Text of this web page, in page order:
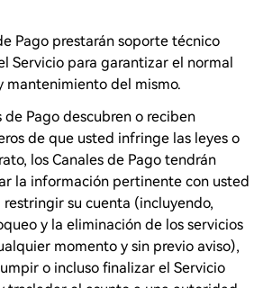
Pago prestarán soporte técnico
Servicio para garantizar el normal
mantenimiento del mismo.
de Pago descubren o reciben
de que usted infringe las leyes o
los Canales de Pago tendrán
la información pertinente con usted
restringir su cuenta (incluyendo,
y la eliminación de los servicios
momento y sin previo aviso),
o incluso finalizar el Servicio